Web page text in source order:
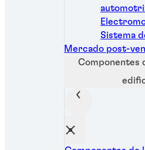
Sistema
Mercado post-
Componentes